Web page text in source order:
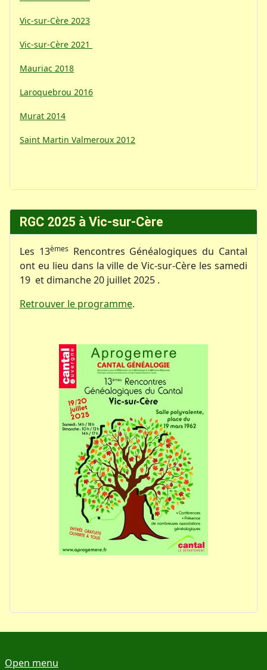
RGC 2025 à Vic-sur-Cère
Les 13èmes Rencontres Généalogiques du Cantal
ont eu lieu dans la ville de Vic-sur-Cère les samedi
19 et dimanche 20 juillet 2025 .
Retrouver le programme.
Vic-sur-Cère 2023
Vic-sur-Cère 2021
Mauriac 2018
Laroquebrou 2016
Murat 2014
Saint Martin Valmeroux 2012
Open menu